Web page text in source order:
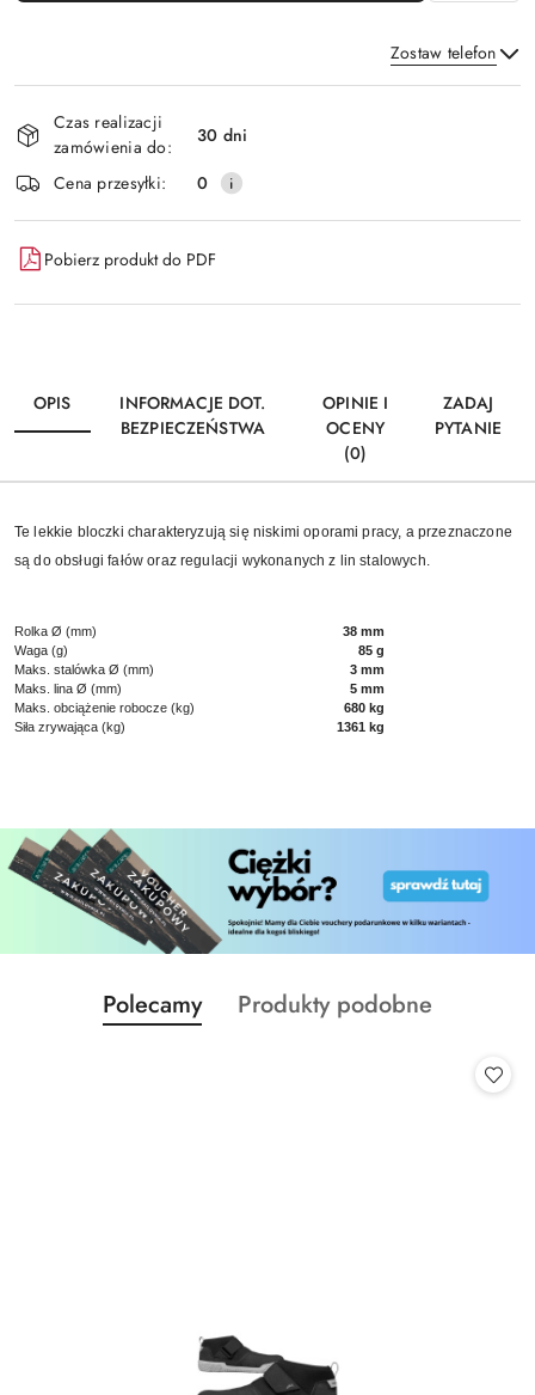
Zostaw telefon
i
dostawa
Czas realizacji
zamówienia do:
30 dni
Cena przesyłki:
0
Pobierz produkt do PDF
OPIS
INFORMACJE DOT.
BEZPIECZEŃSTWA
OPINIE I
OCENY
(0)
ZADAJ
PYTANIE
Te lekkie bloczki charakteryzują się niskimi oporami pracy, a przeznaczone
są do obsługi fałów oraz regulacji wykonanych z lin stalowych.
Rolka Ø (mm)
38 mm
Waga (g)
85 g
Maks. stalówka Ø (mm)
3 mm
Maks. lina Ø (mm)
5 mm
Maks. obciążenie robocze (kg)
680 kg
Siła zrywająca (kg)
1361 kg
Pomiń karuzelę produktów
Produkty
o
Polecamy
Produkty
Produkty podobne